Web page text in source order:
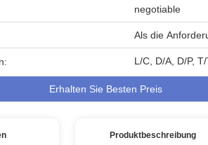
negotiable
Als die
L/C, D/A, D/P,
Erhalten Sie Besten Preis
Produktbeschreibung